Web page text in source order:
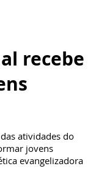
recebe
das atividades do
jovens
evangelizadora